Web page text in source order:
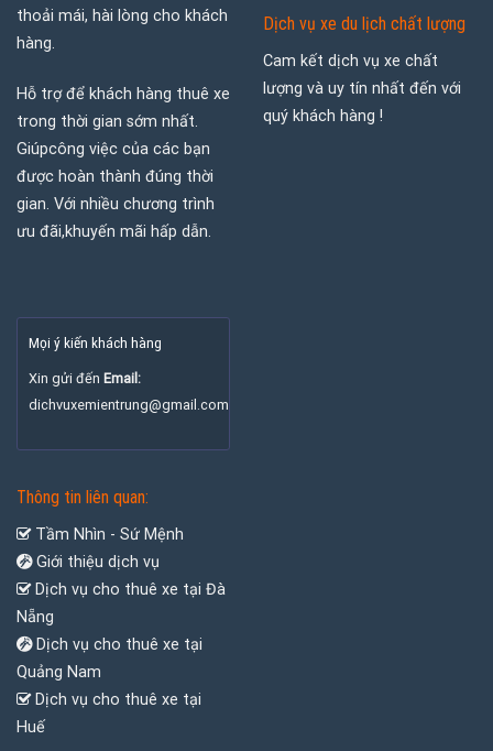
thoải mái, hài lòng cho khách
hàng.
Hỗ trợ để khách hàng thuê xe
trong thời gian sớm nhất.
Giúpcông việc của các bạn
được hoàn thành đúng thời
gian. Với nhiều chương trình
ưu đãi,khuyến mãi hấp dẫn.
Mọi ý kiến khách hàng
Xin gửi đến Email:
dichvuxemientrung@gmail.com
Dịch vụ xe du lịch chất lượng
Cam kết dịch vụ xe chất
lượng và uy tín nhất đến với
quý khách hàng !
Thông tin liên quan:
Tầm Nhìn - Sứ Mệnh
Giới thiệu dịch vụ
Dịch vụ cho thuê xe tại Đà
Nẵng
Dịch vụ cho thuê xe tại
Quảng Nam
Dịch vụ cho thuê xe tại
Huế